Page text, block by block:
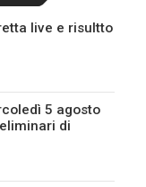
live e risultto
5 agosto
di